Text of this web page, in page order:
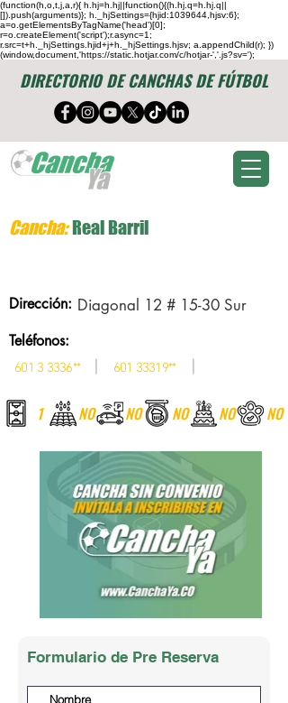
(function(h,o,t,j,a,r){ h.hj=h.hj||function(){(h.hj.q=h.hj.q||
[]).push(arguments)}; h._hjSettings={hjid:1039644,hjsv:6};
a=o.getElementsByTagName('head')[0];
r=o.createElement('script');r.async=1;
r.src=t+h._hjSettings.hjid+j+h._hjSettings.hjsv; a.appendChild(r); })
(window,document,'https://static.hotjar.com/c/hotjar-','.js?sv=');
DIRECTORIO DE CANCHAS DE FÚTBOL
Cancha: Real Barril
Dirección: Diagonal 12 # 15-30 Sur
Teléfonos:
601 3 3336** 601 33319**
1 NO NO NO NO NO
Formulario de Pre Reserva